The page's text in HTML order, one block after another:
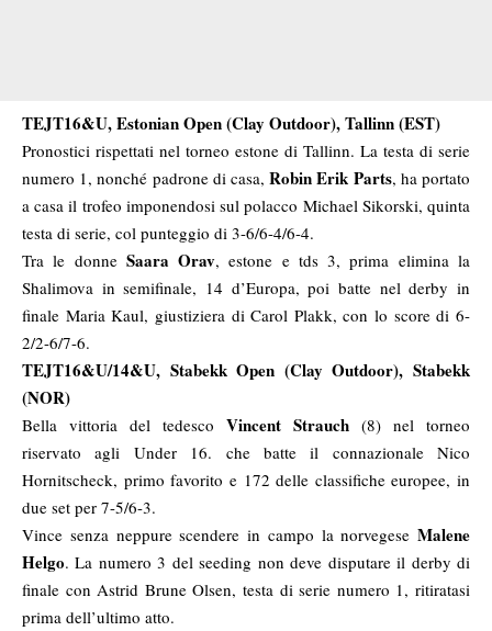
TEJT16&U, Estonian Open (Clay Outdoor), Tallinn (EST)
Pronostici rispettati nel torneo estone di Tallinn. La testa di serie
numero 1, nonché padrone di casa,Robin Erik Parts, ha portato
a casa il trofeo imponendosi sul polacco Michael Sikorski, quinta
testa di serie, col punteggio di 3-6/6-4/6-4.
Tra le donne Saara Orav, estone e tds 3, prima elimina la
Shalimova in semifinale, 14 d’Europa, poi batte nel derby in
finale Maria Kaul, giustiziera di Carol Plakk, con lo score di 6-
2/2-6/7-6.
TEJT16&U/14&U, Stabekk Open (Clay Outdoor), Stabekk
(NOR)
Bella vittoria del tedesco Vincent Strauch (8) nel torneo
riservato agli Under 16. che batte il connazionale Nico
Hornitscheck, primo favorito e 172 delle classifiche europee, in
due set per 7-5/6-3.
Vince senza neppure scendere in campo la norvegese Malene
Helgo. La numero 3 del seeding non deve disputare il derby di
finale con Astrid Brune Olsen, testa di serie numero 1, ritiratasi
prima dell’ultimo atto.